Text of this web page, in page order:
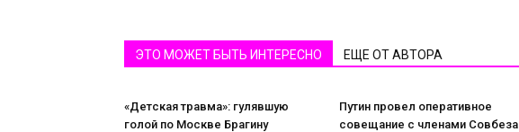
ЭТО МОЖЕТ БЫТЬ ИНТЕРЕСНО ЕЩЕ ОТ АВТОРА
«Детская травма»: гулявшую
голой по Москве Брагину
Путин провел оперативное
совещание с членами Совбеза